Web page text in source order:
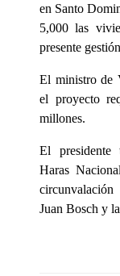
en Santo
5,000 las
presente
El ministro de
el proyecto
millones.
El presidente
Haras
Juan Bosch y